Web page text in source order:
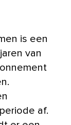
is een
van
af.